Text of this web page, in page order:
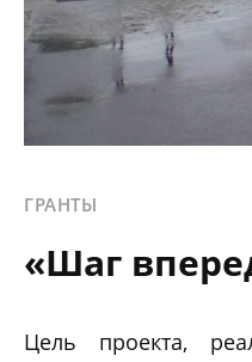
ГРАНТЫ
«Шаг
Цель проекта,